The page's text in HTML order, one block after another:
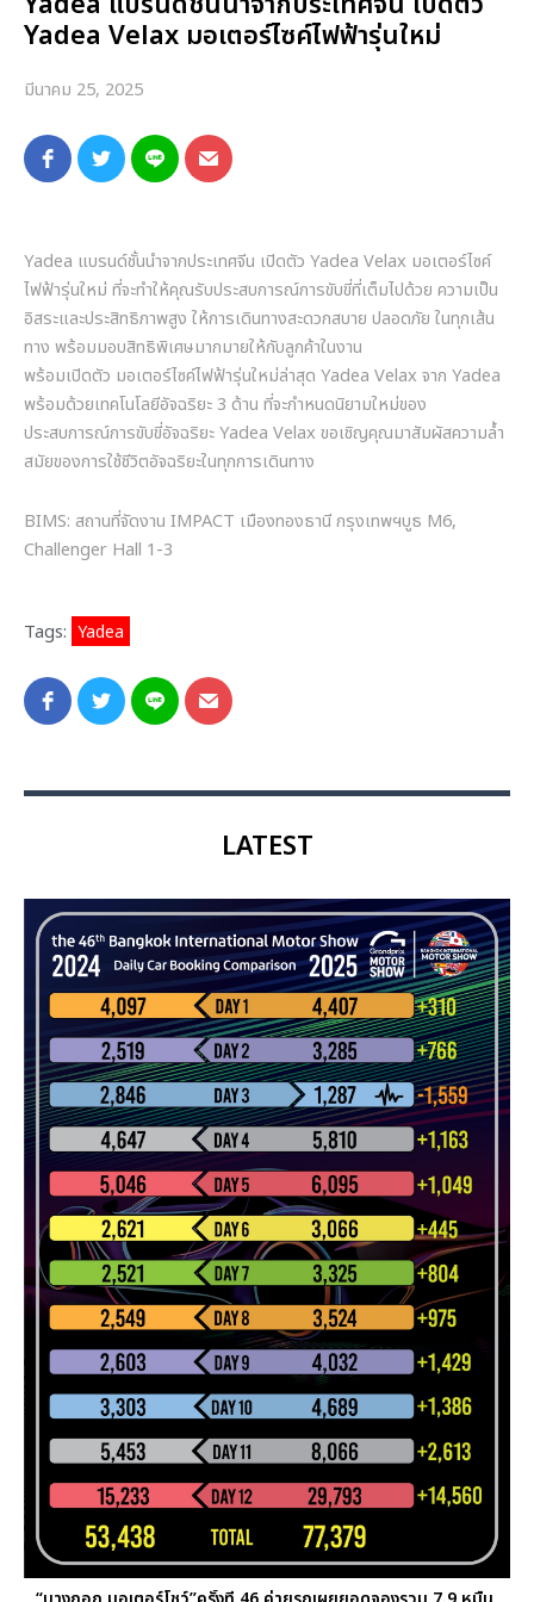
Yadea Velax มอเตอร์ไซค์ไฟฟ้ารุ่นใหม่
มีนาคม 25, 2025
Yadea แบรนด์ชั้นนำจากประเทศจีน เปิดตัว Yadea Velax มอเตอร์ไซค์
ไฟฟ้ารุ่นใหม่ ที่จะทำให้คุณรับประสบการณ์การขับขี่ที่เต็มไปด้วย ความเป็น
อิสระและประสิทธิภาพสูง ให้การเดินทางสะดวกสบาย ปลอดภัย ในทุกเส้น
ทาง พร้อมมอบสิทธิพิเศษมากมายให้กับลูกค้าในงาน
พร้อมเปิดตัว มอเตอร์ไซค์ไฟฟ้ารุ่นใหม่ล่าสุด Yadea Velax จาก Yadea
พร้อมด้วยเทคโนโลยีอัจฉริยะ 3 ด้าน ที่จะกำหนดนิยามใหม่ของ
ประสบการณ์การขับขี่อัจฉริยะ Yadea Velax ขอเชิญคุณมาสัมผัสความล้ำ
สมัยของการใช้ชีวิตอัจฉริยะในทุกการเดินทาง
BIMS: สถานที่จัดงาน IMPACT เมืองทองธานี กรุงเทพฯบูธ M6,
Challenger Hall 1-3
Tags: Yadea
LATEST